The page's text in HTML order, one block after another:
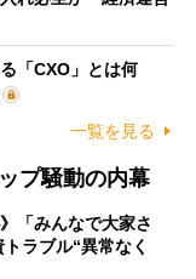
「CXO」とは何
一覧を見る
プ騒動の内幕
「みんなで大家さ
ラブル“異常なく